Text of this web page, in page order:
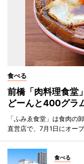
食べる
前橋「肉料理食堂
どーんと400グラ
「ふみゑ食堂」は食肉の
直営店で、7月1日にオープ
食べる